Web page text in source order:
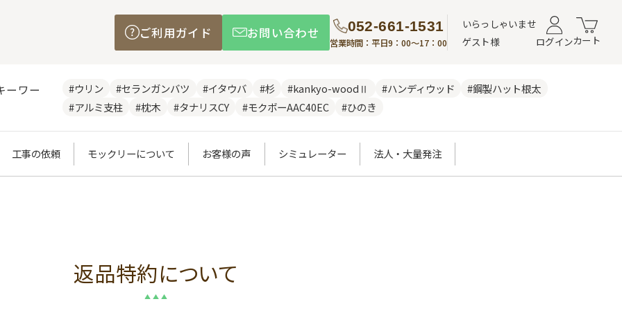
ご利用ガイド お問い合わせ 052-661-1531
営業時間：平日9：00～17：00
いらっしゃいませ
ゲスト様
ログインカート
ーワー #ウリン #セランガンバツ #イタウバ #杉 #kankyo-woodⅡ #ハンディウッド
#鋼製ハット根太
#アルミ支柱
#枕木 #タナリスCY #モクボーAAC40EC #ひのき
工事の依頼 モックリーについて お客様の声 シミュレーター 法人・大量発注
返品特約について